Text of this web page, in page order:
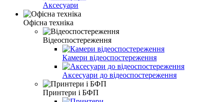
Аксесуари
Офісна техніка
Відеоспостереження
Камери відеоспостереження
Аксесуари до відеоспостереження
Принтери і БФП